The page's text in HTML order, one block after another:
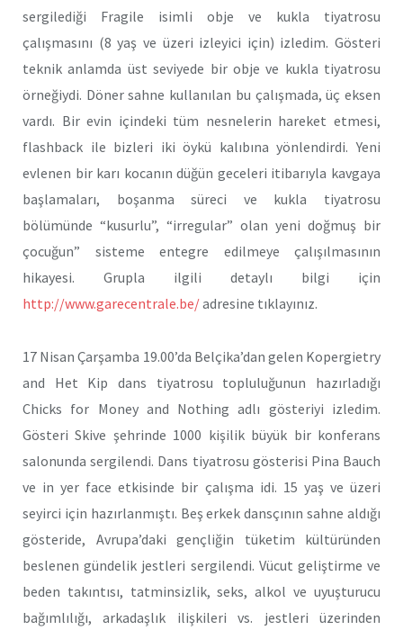
sergilediği Fragile isimli obje ve kukla tiyatrosu
çalışmasını (8 yaş ve üzeri izleyici için) izledim. Gösteri
teknik anlamda üst seviyede bir obje ve kukla tiyatrosu
örneğiydi. Döner sahne kullanılan bu çalışmada, üç eksen
vardı. Bir evin içindeki tüm nesnelerin hareket etmesi,
flashback ile bizleri iki öykü kalıbına yönlendirdi. Yeni
evlenen bir karı kocanın düğün geceleri itibarıyla kavgaya
başlamaları, boşanma süreci ve kukla tiyatrosu
bölümünde “kusurlu”, “irregular” olan yeni doğmuş bir
çocuğun” sisteme entegre edilmeye çalışılmasının
hikayesi. Grupla ilgili detaylı bilgi için
http://www.garecentrale.be/adresine tıklayınız.
17 Nisan Çarşamba 19.00’da Belçika’dan gelen Kopergietry
and Het Kip dans tiyatrosu topluluğunun hazırladığı
Chicks for Money and Nothing adlı gösteriyi izledim.
Gösteri Skive şehrinde 1000 kişilik büyük bir konferans
salonunda sergilendi. Dans tiyatrosu gösterisi Pina Bauch
ve in yer face etkisinde bir çalışma idi. 15 yaş ve üzeri
seyirci için hazırlanmıştı. Beş erkek dansçının sahne aldığı
gösteride, Avrupa’daki gençliğin tüketim kültüründen
beslenen gündelik jestleri sergilendi. Vücut geliştirme ve
beden takıntısı, tatminsizlik, seks, alkol ve uyuşturucu
bağımlılığı, arkadaşlık ilişkileri vs. jestleri üzerinden